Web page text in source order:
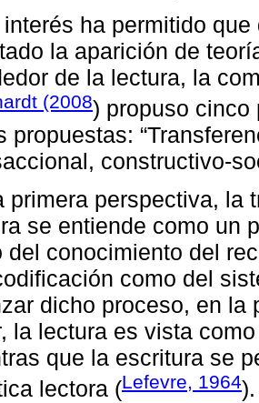
interés ha permitido
la aparición de
de la lectura, la
(2008) propuso cinco
propuestas:
constructivo-
primera perspectiva, la
se entiende como un
del conocimiento del
como del
dicho proceso, en la
la lectura es vista
que la escritura se
lectora (Lefevre, 1964).